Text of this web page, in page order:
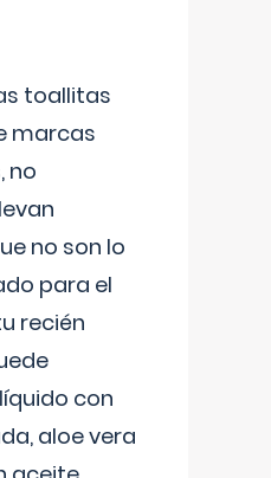
toallitas
marcas
no
no son lo
para el
recién
con
aloe vera